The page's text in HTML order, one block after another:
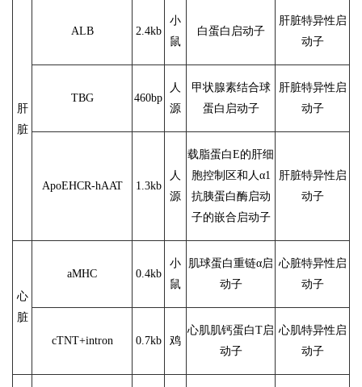
肝
脏
ALB 2.4kb
小
鼠
白蛋白启动子
肝脏特异性启
动子
TBG 460bp
人
源
甲状腺素结合球
蛋白启动子
肝脏特异性启
动子
ApoEHCR-hAAT 1.3kb
人
源
载脂蛋白E的肝细
胞控制区和人α1
抗胰蛋白酶启动
子的嵌合启动子
肝脏特异性启
动子
心
脏
aMHC 0.4kb
小
鼠
肌球蛋白重链α启
动子
心脏特异性启
动子
cTNT+intron 0.7kb 鸡
心肌肌钙蛋白T启
动子
心肌特异性启
动子